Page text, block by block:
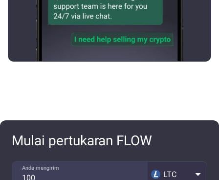
Mulai pertukaran FLOW
Anda mengirim
LTC